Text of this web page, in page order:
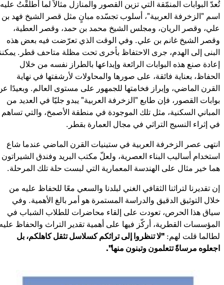
تُعدّ البوابات المنمّقة التي تزين القصور والمنازل مثالاً لما أَطلَقْتُ عليه
اسم "الزخرفة العربية"، أسلوب تجسّده مبانٍ مثل قصر الشيخ فهد بن
علي، وقصر الريان، ومجلس الشيخ محمد بن حمد، وقصر العطية،
وقصر الشيخ غانم بن علي. وفي الوقت الذي تعرّضت فيه بعض هذه
البنى إلى الهدم، جرى الاحتفاظ بأخرى تحت مظلة متاحف قطر.
إعادة صنع هذه البوابات الرائعة وإبداعها بالطراز نفسه من خلال
الحفاظ، بعناية فائقة، على صورها والمحاولات لأرشفتها في نهاية
القرن الماضي، وإبراز فخامتها للجمهور على مستوى العالم. وبعيدًا
بوابات القصور، فإن طابع "الزخرفة العربية" يبدو جليّا في العديد من
المباني السكنية، مثل تلك الموجودة في منطقة الأصمخ، والتي تساهم
في إثراء النسيج التراثي في مجال العمارة بقطر.
انتهى عصر الزخرفة العربية في ستينيات القرن الماضي عندما شاع
استخدام أساليب البناء العصرية، ولعلّ مكتب البريد وفندق الشيراتون
هما خير مثال على الهندسة المعمارية التي لبست حلة تلك المرحلة.
إن تقديرنا لتراثنا الثقافي الغني لبلدنا والسعي معًا للحفاظ عليه من
خلال التوثيق الدقيق والدراسة المستمرة هو أمر بالغ الأهمية. وفي
سياق هذا الحرص، تعودت على إلقاء محاضرات للطلاب الشباب في
المؤسسات القطرية، أركّز فيها على أهمية تقدير التراث والحفاظ
لطالما قلت لهم: "لا تنظروا إلى تراثكم كسلاسل تثقل كاهلكم، بل
اجعلوه مرساةً تتعلمون وتبنون منها".